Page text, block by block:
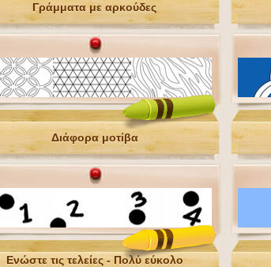
Γράμματα με αρκούδες
Διάφορα μοτίβα
Ενώστε τις τελείες - Πολύ εύκολο